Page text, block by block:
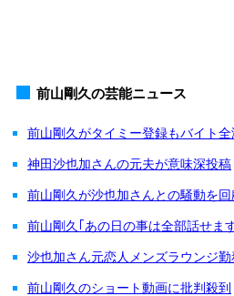
前山剛久の芸能ニュース
前山剛久がタイミー登録もバイト全
神田沙也加さんの元夫が意味深投稿
前山剛久が沙也加さんとの騒動を回
前山剛久｢あの日の事は全部話せま
沙也加さん元恋人メンズラウンジ勤
前山剛久のショート動画に批判殺到